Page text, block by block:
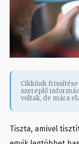
Cikkünk
szereplő
voltak, de mára
Tiszta, amivel